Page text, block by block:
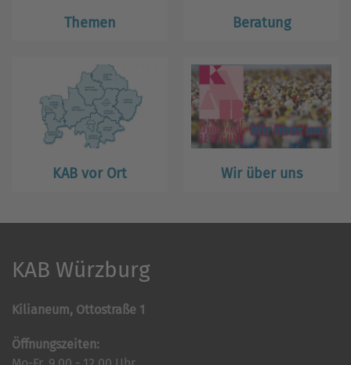
Themen Beratung
KAB vor Ort Wir über uns
KAB Würzburg
Kilianeum, Ottostraße 1
Öffnungszeiten: